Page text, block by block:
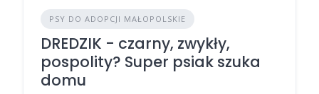
PSY DO ADOPCJI MAŁOPOLSKIE
DREDZIK - czarny, zwykły,
pospolity? Super psiak szuka
domu